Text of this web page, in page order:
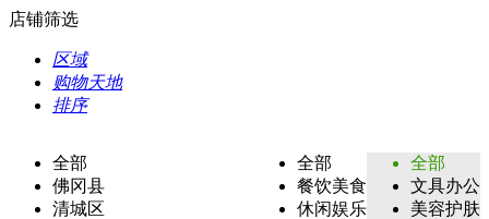
店铺筛选
区域
购物天地
排序
全部
佛冈县
清城区
全部
餐饮美食
休闲娱乐
全部
文具办公
美容护肤